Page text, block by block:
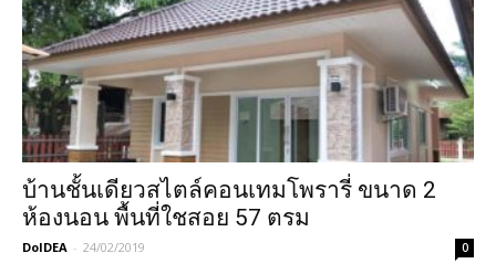
บ้านชั้นเดียวสไตล์คอนเทมโพรารี่ ขนาด 2
ห้องนอน พื้นที่ใชสอย 57 ตรม
DoIDEA - 24/02/2019 0